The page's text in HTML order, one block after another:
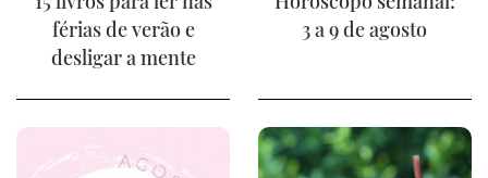
férias de verão e
desligar a mente
3 a 9 de agosto